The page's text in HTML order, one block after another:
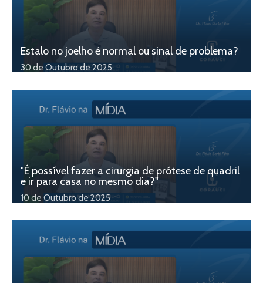
Estalo no joelho é normal ou sinal de problema?
30 de Outubro de 2025
"É possível fazer a cirurgia de prótese de quadril
e ir para casa no mesmo dia?"
10 de Outubro de 2025